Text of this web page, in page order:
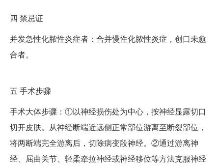
四 禁忌证
并发急性化脓性炎症者；合并慢性化脓性炎症，创口未愈
合者。
五 手术步骤
手术大体步骤：①以神经损伤处为中心，按神经显露切口
切开皮肤。从神经断端近远侧正常部位游离至断裂部位，
将两断端完全游离后，切除病变段神经。②通过游离神
经、屈曲关节、轻柔牵拉神经或神经移位等方法克服神经